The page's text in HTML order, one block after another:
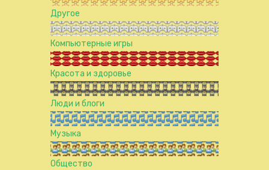
Другое
Компьютерные игры
Красота и здоровье
Люди и блоги
Музыка
Общество